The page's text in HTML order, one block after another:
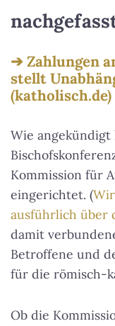
Zahlungen
stellt
(katholisch.de)
Wie angekündigt
Kommission für
eingerichtet. (
ausführlich über
damit
Betroffene und
für die römisch-
Ob die